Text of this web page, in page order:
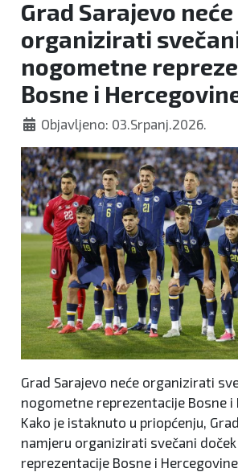
Grad Sarajevo neće
organizirati
nogometne
Bosne i
Objavljeno: 03.Srpanj.2026.
Grad Sarajevo neće organizirati
nogometne reprezentacije Bosne i
Kako je istaknuto u priopćenju,
namjeru organizirati svečani
reprezentacije Bosne i